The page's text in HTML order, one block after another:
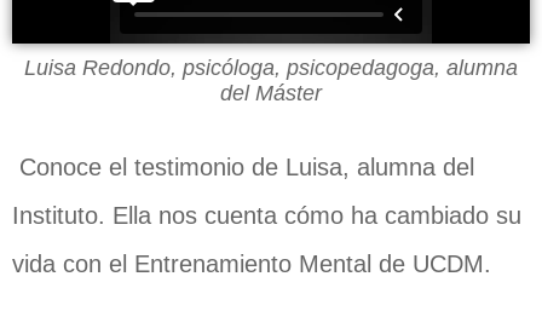
Luisa Redondo, psicóloga, psicopedagoga, alumna
del Máster
Conoce el testimonio de Luisa, alumna del
Instituto. Ella nos cuenta cómo ha cambiado su
vida con el Entrenamiento Mental de UCDM.